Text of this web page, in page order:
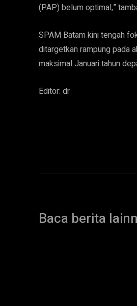
(PAP) belum optimal,”
SPAM Batam kini tengah
ditargetkan rampung pada
maksimal Januari tahun
Editor: dr
Baca berita